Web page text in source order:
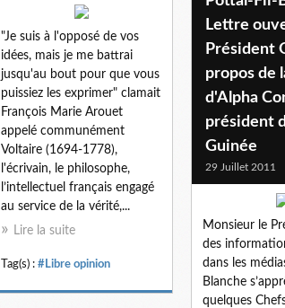
"Je suis à l'opposé de vos
idées, mais je me battrai
jusqu'au bout pour que vous
puissiez les exprimer" clamait
François Marie Arouet
appelé communément
Voltaire (1694-1778),
l'écrivain, le philosophe,
l’intellectuel français engagé
au service de la vérité,...
Lire la suite
Tag(s) : #Libre opinion
Lettre
Président
propos de
d'Alpha
président
Guinée
29 Juillet 2011
Monsieur le
des
dans les
Blanche
quelques